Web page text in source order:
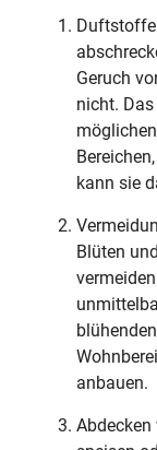
Geruch
nicht.
kann sie
Blüten
anbauen.
Abdecken